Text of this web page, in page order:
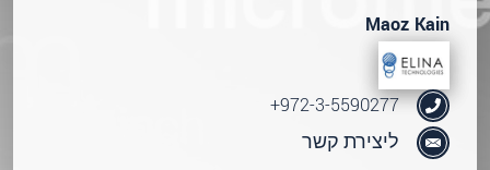
Maoz Kain
972-3-5590277+
ליצירת קשר